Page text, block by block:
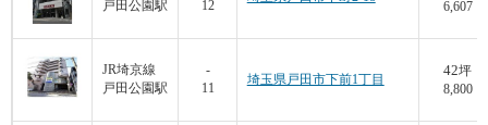
戸田公園駅
12
6,607
JR埼京線
戸田公園駅
-
11
埼玉県戸田市下前1丁目
42坪
8,800